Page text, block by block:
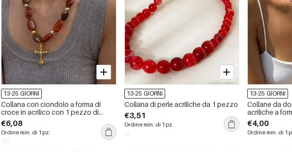
13-25 GIORNI
Collana con ciondolo a forma di
croce in acrilico con 1 pezzo di
perline
€6,08
Ordine min. di 1 pz.
13-25 GIORNI
Collana di perle acriliche da 1 pezzo
€3,51
Ordine min. di 1 pz.
13-25 GIORNI
Collane da
acriliche a
Romantic
€4,00
Ordine min. di 1